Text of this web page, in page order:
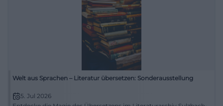
Welt aus Sprachen – Literatur übersetzen: Sonderausstellung
5. Jul 2026